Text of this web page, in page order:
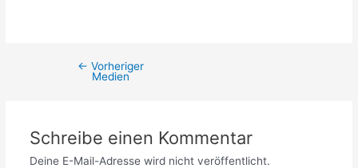
← Vorheriger
Medien
Schreibe einen Kommentar
Deine E-Mail-Adresse wird nicht veröffentlicht.